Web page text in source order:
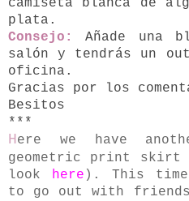
camiseta blanca de
plata.
Consejo:
Añade una
salón y tendrás un
oficina.
Gracias por los
Besitos
***
Here we have
geometric print skirt
look here ). This
to go out with